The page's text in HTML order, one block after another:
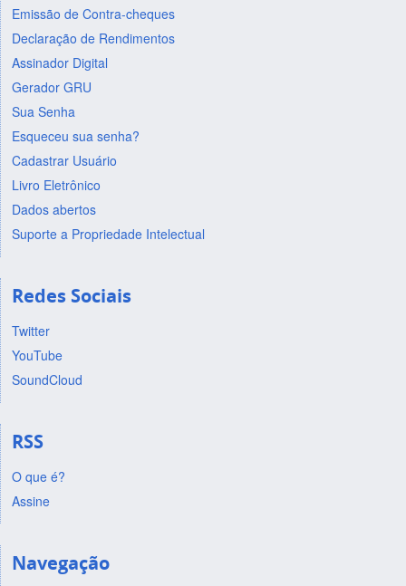
Emissão de Contra-cheques
Declaração de Rendimentos
Assinador Digital
Gerador GRU
Sua Senha
Esqueceu sua senha?
Cadastrar Usuário
Livro Eletrônico
Dados abertos
Suporte a Propriedade Intelectual
Redes Sociais
Twitter
YouTube
SoundCloud
RSS
O que é?
Assine
Navegação